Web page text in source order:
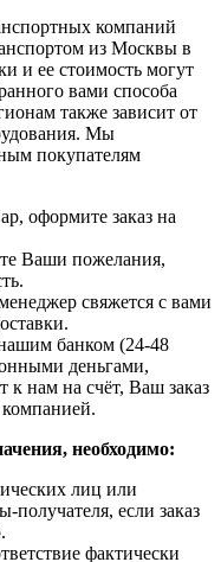
компаний
из Москвы в
и ее стоимость могут
вами способа
также зависит от
Мы
покупателям
оформите заказ на
Ваши пожелания,
свяжется с вами
банком (24-48
деньгами,
к нам на счёт, Ваш заказ
компанией.
необходимо:
лиц или
получателя, если заказ
фактически